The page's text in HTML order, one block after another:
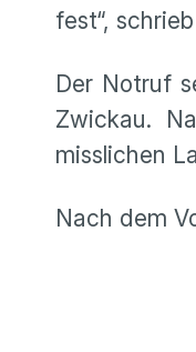
fest“,
Der Notruf
Zwickau.
misslichen
Nach dem